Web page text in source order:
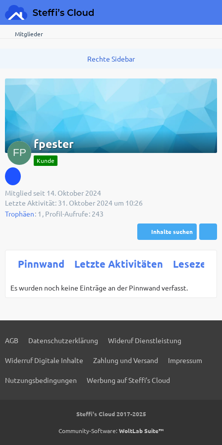
Mitglieder
fpester
Kunde
Mitglied seit 14. Oktober 2024
Letzte Aktivität: 31. Oktober 2024 um 10:26
Trophäen 1 Profil-Aufrufe 243
Inhalte suchen
Pinnwand Letzte Aktivitäten
Es wurden noch keine Einträge an der Pinnwand verfasst.
AGB Datenschutzerklärung Wideruf Dienstleistung
Widerruf Digitale Inhalte Zahlung und Versand Impressum
Nutzungsbedingungen Werbung auf Steffi's Cloud
Steffi's Cloud 2017-2025
Community-Software: WoltLab Suite™